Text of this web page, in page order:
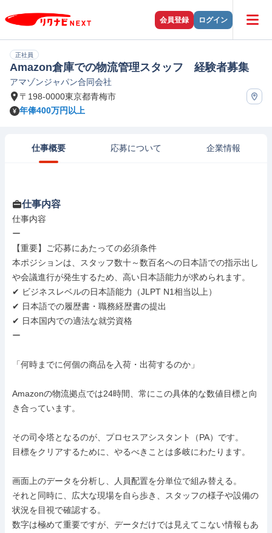
会員登録 ログイン
正社員
Amazon倉庫での物流管理スタッフ 経験者募集
アマゾンジャパン合同会社
〒198-0000東京都青梅市
年俸400万円以上
仕事概要 応募について 企業情報
仕事内容
仕事内容
ー
【重要】ご応募にあたっての必須条件
本ポジションは、スタッフ数十～数百名への日本語での指示出し
や会議進行が発生するため、高い日本語能力が求められます。
✔ ビジネスレベルの日本語能力（JLPT N1相当以上）
✔ 日本語での履歴書・職務経歴書の提出
✔ 日本国内での適法な就労資格
ー
「何時までに何個の商品を入荷・出荷するのか」
Amazonの物流拠点では24時間、常にこの具体的な数値目標と向
き合っています。
その司令塔となるのが、プロセスアシスタント（PA）です。
目標をクリアするために、やるべきことは多岐にわたります。
画面上のデータを分析し、人員配置を分単位で組み替える。
それと同時に、広大な現場を自ら歩き、スタッフの様子や設備の
状況を目視で確認する。
数字は極めて重要ですが、データだけでは見えてこない情報もあ